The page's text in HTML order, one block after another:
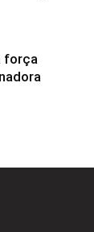
força